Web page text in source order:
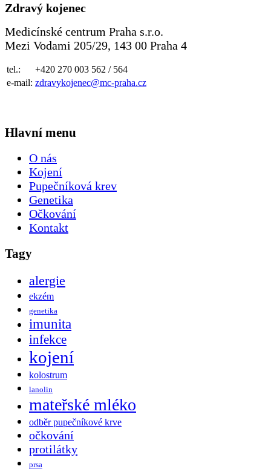
Zdravý kojenec
Medicínské centrum Praha s.r.o.
Mezi Vodami 205/29, 143 00 Praha 4
tel.:
+420 270 003 562 / 564
e-mail: zdravykojenec@mc-praha.cz
Hlavní menu
O nás
Kojení
Pupečníková krev
Genetika
Očkování
Kontakt
Tagy
alergie
ekzém
genetika
imunita
infekce
kojení
kolostrum
lanolin
mateřské mléko
odběr pupečníkové krve
očkování
protilátky
prsa